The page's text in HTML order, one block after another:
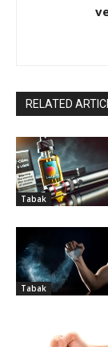
RELATED
Tabak
Tabak